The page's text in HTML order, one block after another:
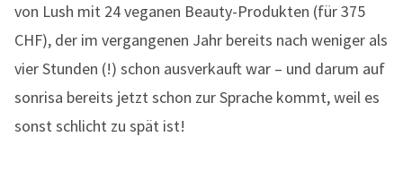
von Lush mit 24 veganen Beauty-Produkten (für 375
CHF), der im vergangenen Jahr bereits nach weniger als
vier Stunden (!) schon ausverkauft war – und darum auf
sonrisa bereits jetzt schon zur Sprache kommt, weil es
sonst schlicht zu spät ist!